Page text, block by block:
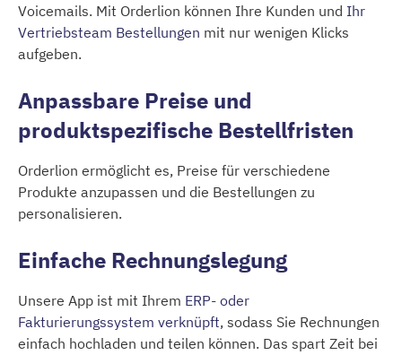
Voicemails. Mit Orderlion können Ihre Kunden und Ihr
Vertriebsteam Bestellungen mit nur wenigen Klicks
aufgeben.
Anpassbare Preise und
produktspezifische Bestellfristen
Orderlion ermöglicht es, Preise für verschiedene
Produkte anzupassen und die Bestellungen zu
personalisieren.
Einfache Rechnungslegung
Unsere App ist mit Ihrem ERP- oder
Fakturierungssystem verknüpft, sodass Sie Rechnungen
einfach hochladen und teilen können. Das spart Zeit bei